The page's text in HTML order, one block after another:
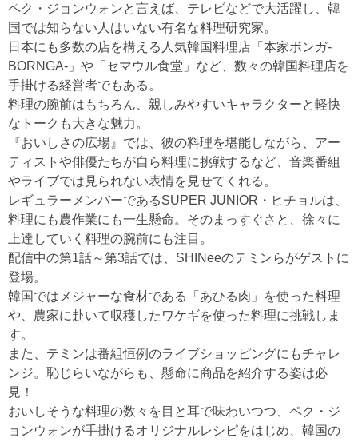
ペク・ジョンウォンと言えば、テレビなどで大活躍し、韓
国では知らない人はいない有名な料理研究家。
日本にも多数の店を構える人気韓国料理店「本家ボンガ-
BORNGA-」や「セマウル食堂」など、数々の韓国料理店を
手掛ける経営者でもある。
料理の腕前はもちろん、親しみやすいキャラクターと軽快
なトークも大きな魅力。
『おいしさの広場』では、彼の料理を堪能しながら、アー
ティストや俳優たちが自ら料理に挑戦するなど、音楽番組
やライブでは見られない表情を見せてくれる。
レギュラーメンバーであるSUPER JUNIOR・ヒチョルは、
料理にも農作業にも一生懸命。そのまっすぐさと、徐々に
上達していく料理の腕前にも注目。
配信中の第1話～第3話では、SHINeeのテミンらがゲストに
登場。
韓国ではメジャーな食材である「あひる肉」を使った料理
や、農家に赴いて収穫したワケギを使った料理に挑戦しま
す。
また、テミンは番組恒例のライブショッピングにもチャレ
ンジ。恥じらいながらも、懸命に商品を紹介する姿は必
見！
おいしそうな料理の数々を目と耳で味わいつつ、ペク・ジ
ョンウォンが手掛けるオリジナルレシピをはじめ、韓国の